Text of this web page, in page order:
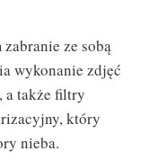
ze sobą
wykonanie zdjęć
a także filtry
który
nieba.